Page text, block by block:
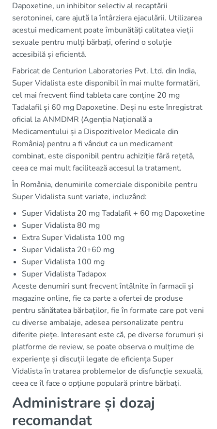
Dapoxetine, un inhibitor selectiv al recaptării
serotoninei, care ajută la întârziera ejaculării. Utilizarea
acestui medicament poate îmbunătăți calitatea vieții
sexuale pentru mulți bărbați, oferind o soluție
accesibilă și eficientă.
Fabricat de Centurion Laboratories Pvt. Ltd. din India,
Super Vidalista este disponibil în mai multe formatări,
cel mai frecvent fiind tableta care conține 20 mg
Tadalafil și 60 mg Dapoxetine. Deși nu este înregistrat
oficial la ANMDMR (Agenția Națională a
Medicamentului și a Dispozitivelor Medicale din
România) pentru a fi vândut ca un medicament
combinat, este disponibil pentru achiziție fără rețetă,
ceea ce mai mult facilitează accesul la tratament.
În România, denumirile comerciale disponibile pentru
Super Vidalista sunt variate, incluzând:
Super Vidalista 20 mg Tadalafil + 60 mg Dapoxetine
Super Vidalista 80 mg
Extra Super Vidalista 100 mg
Super Vidalista 20+60 mg
Super Vidalista 100 mg
Super Vidalista Tadapox
Aceste denumiri sunt frecvent întâlnite în farmacii și
magazine online, fie ca parte a ofertei de produse
pentru sănătatea bărbaților, fie în formate care pot veni
cu diverse ambalaje, adesea personalizate pentru
diferite piețe. Interesant este că, pe diverse forumuri și
platforme de review, se poate observa o mulțime de
experiențe și discuții legate de eficiența Super
Vidalista în tratarea problemelor de disfuncție sexuală,
ceea ce îl face o opțiune populară printre bărbați.
Administrare și dozaj
recomandat